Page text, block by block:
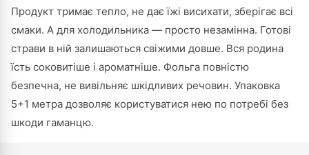
Продукт тримає тепло, не дає їжі висихати, зберігає всі
смаки. А для холодильника — просто незамінна. Готові
страви в ній залишаються свіжими довше. Вся родина
їсть соковитіше і ароматніше. Фольга повністю
безпечна, не вивільняє шкідливих речовин. Упаковка
5+1 метра дозволяє користуватися нею по потребі без
шкоди гаманцю.